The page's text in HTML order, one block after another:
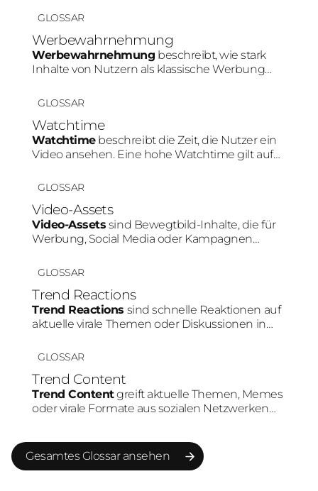
Konsistente Farben, Personen oder Content-
GLOSSAR
Werbewahrnehmung
Werbewahrnehmung beschreibt, wie stark
Inhalte von Nutzern als klassische Werbung
den Content integriert wird, desto geringer fällt
GLOSSAR
Watchtime
Watchtimebeschreibt die Zeit, die Nutzer ein
Video ansehen. Eine hohe Watchtime gilt auf
wichtiges Signal für relevanten Content und
GLOSSAR
Video-Assets
Video-Assets sind Bewegtbild-Inhalte, die für
Werbung, Social Media oder Kampagnen
wie TikTok oder Instagram erzielen Videos
Engagement-Raten als statische Inhalte.
GLOSSAR
Trend Reactions
Trend Reactions sind schnelle Reaktionen auf
aktuelle virale Themen oder Diskussionen in
Geschwindigkeit können Marken ihre Relevanz
Community-Gespräche eingebunden werden.
GLOSSAR
Trend Content
Trend Contentgreift aktuelle Themen, Memes
oder virale Formate aus sozialen Netzwerken
Plattform-Dynamiken zu werden.
Gesamtes Glossar ansehen
Gesamtes Glossar ansehen